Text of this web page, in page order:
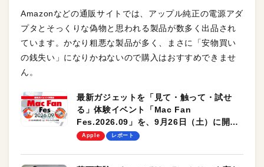
Amazonなどの通販サイトでは、アップル純正の電源アダ
プタとそっくりな偽物と思われる製品が数多く出品され
ています。かなり粗悪な製品が多く、まさに「安物買い
の銭失い」になりかねないので購入はおすすめできませ
ん。
最新ガジェットを「見て・触って・試せ
る」体験イベント「Mac Fan
Fes.2026.09」を、9月26日（土）に開催
します！
Apple レポート